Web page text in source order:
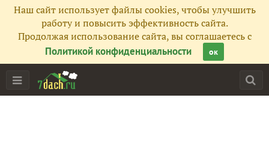
Наш сайт использует файлы cookies, чтобы улучшить
работу и повысить эффективность сайта.
Продолжая использование сайта, вы соглашаетесь с
Политикой конфиденциальности
ок